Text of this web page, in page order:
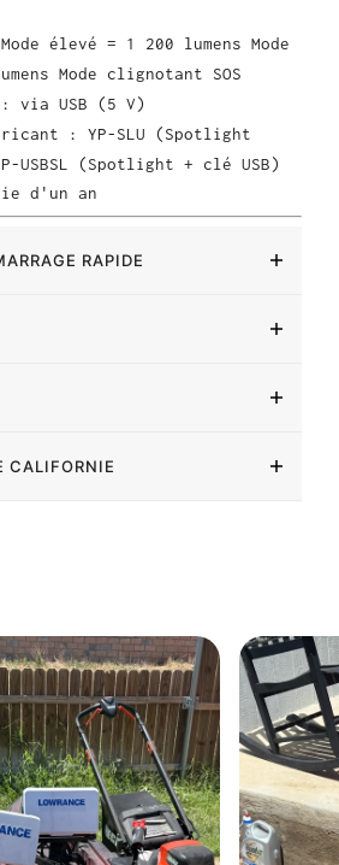
élevé = 1 200 lumens Mode
Mode clignotant SOS
via USB (5 V)
: YP-SLU (Spotlight
USBSL (Spotlight + clé USB)
d'un an
RAPIDE
CALIFORNIE